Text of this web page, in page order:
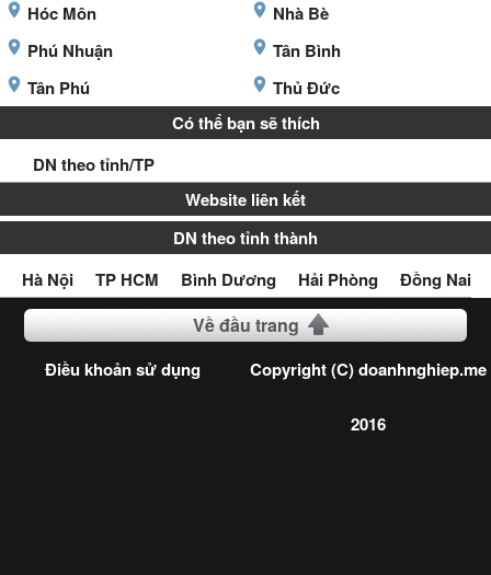
Hóc Môn
Nhà Bè
Phú Nhuận
Tân Bình
Tân Phú
Thủ Đức
Có thể bạn sẽ thích
DN theo tỉnh/TP
Website liên kết
DN theo tỉnh thành
Hà Nội
TP HCM Bình Dương Hải Phòng Đồng Nai
Về đầu trang
Điều khoản sử dụng Copyright (C) doanhnghiep.me
2016